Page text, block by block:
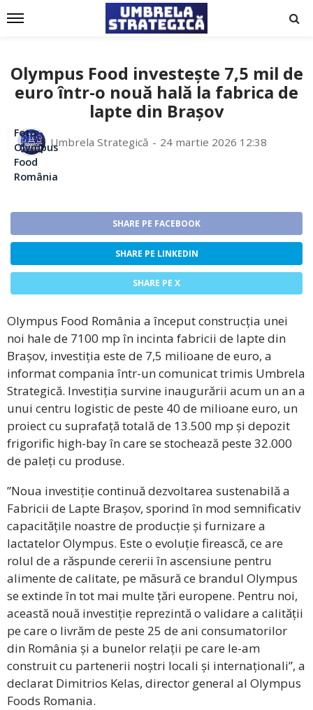
Olympus Food investește 7,5 mil de
euro într-o nouă hală la fabrica de
lapte din Brașov
Umbrela Strategică 24 martie 2026 12:38
Foto:
Olympus
Food
România
SHARE PE FACEBOOK
SHARE PE LINKEDIN
SHARE PE X
Olympus Food România a început construcția unei
noi hale de 7100 mp în incinta fabricii de lapte din
Brașov, investiția este de 7,5 milioane de euro, a
informat compania într-un comunicat trimis Umbrela
Strategică. Investiția survine inaugurării acum un an a
unui centru logistic de peste 40 de milioane euro, un
proiect cu suprafață totală de 13.500 mp și depozit
frigorific high-bay în care se stochează peste 32.000
de paleți cu produse.
”Noua investiție continuă dezvoltarea sustenabilă a
Fabricii de Lapte Brașov, sporind în mod semnificativ
capacitățile noastre de producție și furnizare a
lactatelor Olympus. Este o evoluție firească, ce are
rolul de a răspunde cererii în ascensiune pentru
alimente de calitate, pe măsură ce brandul Olympus
se extinde în tot mai multe țări europene. Pentru noi,
această nouă investiție reprezintă o validare a calității
pe care o livrăm de peste 25 de ani consumatorilor
din România și a bunelor relații pe care le-am
construit cu partenerii noștri locali și internaționali”, a
declarat Dimitrios Kelas, director general al Olympus
Foods Romania.